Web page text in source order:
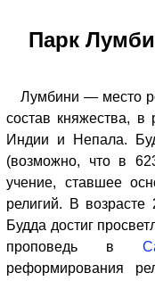
Парк
Лумбини — место
состав княжества, в
Индии и Непала.
(возможно, что в
учение, ставшее
религий. В
Будда достиг
проповедь в
реформирования